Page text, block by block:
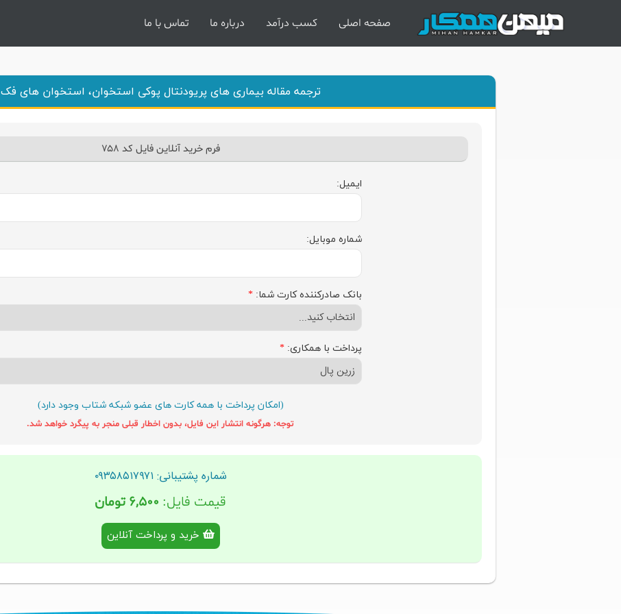
صفحه اصلی کسب درآمد درباره ما تماس با ما
ترجمه مقاله بیماری های پریودنتال پوکی استخوان، استخوان های فک
فرم خرید آنلاین فایل کد ۷۵۸
ایمیل:
شماره موبایل:
بانک صادرکننده کارت شما: *
پرداخت با همکاری: *
(امکان پرداخت با همه کارت های عضو شبکه شتاب وجود دارد)
توجه: هرگونه انتشار این فایل، بدون اخطار قبلی منجر به پیگرد خواهد شد.
شماره پشتیبانی: ۰۹۳۵۸۵۱۷۹۷۱
قیمت فایل: ۶,۵۰۰ تومان
خرید و پرداخت آنلاین